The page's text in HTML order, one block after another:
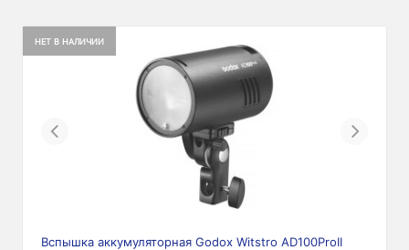
НЕТ В НАЛИЧИИ
Previous Next
Вспышка аккумуляторная Godox Witstro AD100ProII